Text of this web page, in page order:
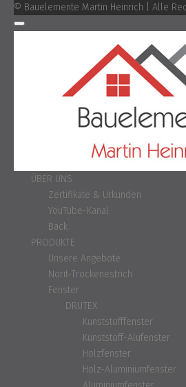
© Bauelemente Martin Heinrich | Alle
ÜBER UNS
Zertifikate & Urkunden
YouTube-Kanal
Back
PRODUKTE
Unsere Angebote
Norit-Trockenestrich
Fenster
DRUTEX
Kunststofffenster
Kunststoff-Alufenster
Holzfenster
Holz-Aluminiumfenster